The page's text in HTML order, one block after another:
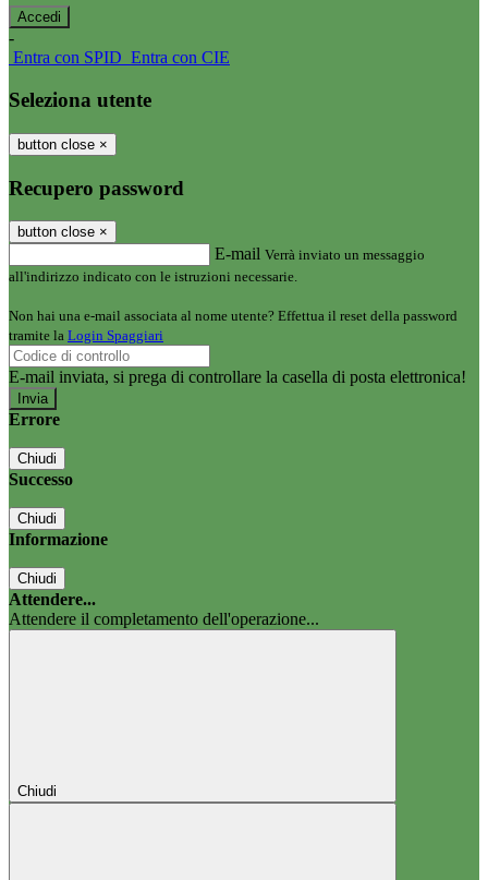
-
Entra con SPID Entra con CIE
Seleziona utente
button close ×
Recupero password
button close ×
E-mail Verrà inviato un messaggio
all'indirizzo indicato con le istruzioni necessarie.
Non hai una e-mail associata al nome utente? Effettua il reset della password
tramite la Login Spaggiari
E-mail inviata, si prega di controllare la casella di posta elettronica!
Errore
Chiudi
Successo
Chiudi
Informazione
Chiudi
Attendere...
Attendere il completamento dell'operazione...
Chiudi